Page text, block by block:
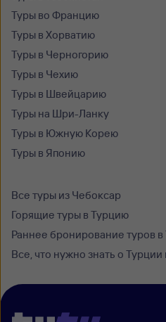
Туры во Францию
Туры в Хорватию
Туры в Черногорию
Туры в Чехию
Туры в Швейцарию
Туры на Шри-Ланку
Туры в Южную Корею
Туры в Японию
Все туры из Чебоксар
Горящие туры в Турцию
Раннее бронирование туров
Все, что нужно знать о